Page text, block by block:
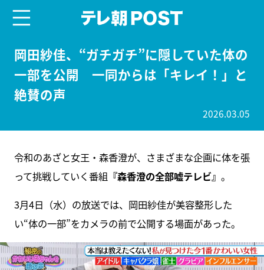
岡田紗佳、“ガチガチ”に隠していた体の
一部を公開 一同からは「キレイ！」と
絶賛の声
2026.03.05
令和のあざと女王・森香澄が、さまざまな企画に体を張
って挑戦していく番組 『森香澄の全部嘘テレビ』 。
3月4日（水）の放送では、岡田紗佳が美容整形した
い“体の一部”をカメラの前で公開する場面があった。